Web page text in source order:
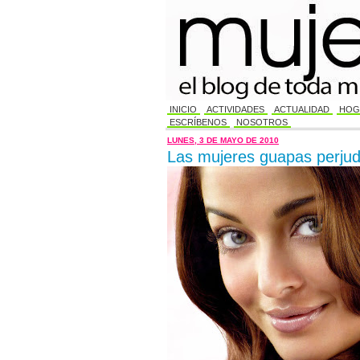
INICIO ACTIVIDADES ACTUALIDAD
ESCRÍBENOS
NOSOTROS
LUNES, 3 DE MAYO DE 2010
Las mujeres guapas